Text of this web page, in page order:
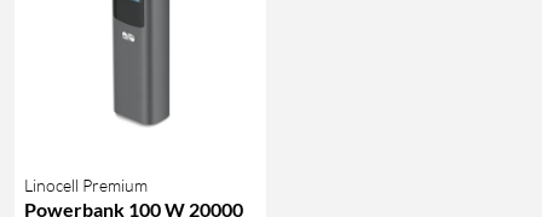
Linocell Premium
Powerbank 100 W 20000